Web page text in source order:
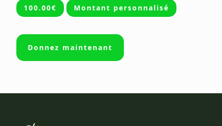
100.00€ Montant personnalisé
Donnez maintenant